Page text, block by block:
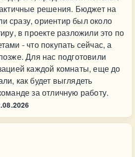
решения. Бюджет на
сразу, ориентир был около
в проекте разложили это по
- что покупать сейчас, а
Для нас подготовили
каждой комнаты, еще до
как будет выглядеть
за отличную работу.